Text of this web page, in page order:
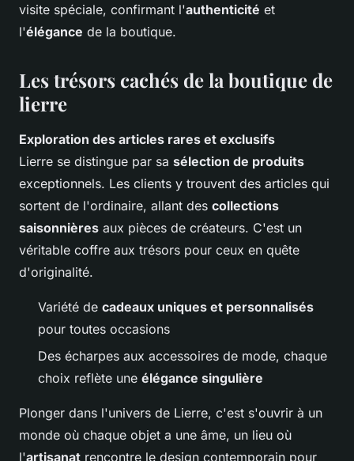
visite spéciale, confirmant l'authenticité et
l'élégance de la boutique.
Les trésors cachés de la boutique de
lierre
Exploration des articles rares et exclusifs
Lierre se distingue par sa sélection de produits
exceptionnels. Les clients y trouvent des articles qui
sortent de l'ordinaire, allant des collections
saisonnières aux pièces de créateurs. C'est un
véritable coffre aux trésors pour ceux en quête
d'originalité.
Variété de cadeaux uniques et personnalisés
pour toutes occasions
Des écharpes aux accessoires de mode, chaque
choix reflète une élégance singulière
Plonger dans l'univers de Lierre, c'est s'ouvrir à un
monde où chaque objet a une âme, un lieu où
l'artisanat rencontre le design contemporain pour